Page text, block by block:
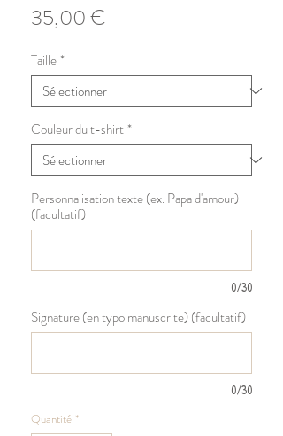
35,00 €
Taille*
Couleur du t-shirt*
Personnalisation texte (ex. Papa d'amour)
(facultatif)
0/30
Signature (en typo manuscrite) (facultatif)
0/30
Quantité *